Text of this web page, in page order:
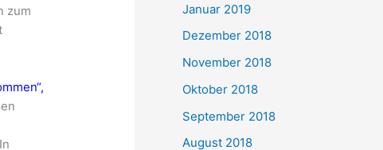
zum
Januar 2019
Dezember 2018
November 2018
Oktober 2018
September 2018
August 2018